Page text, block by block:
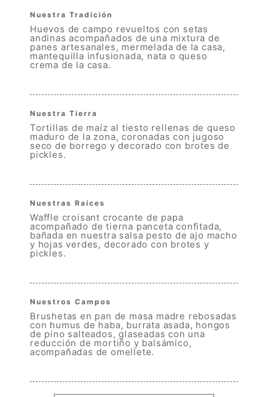
Nuestra Tradición
Huevos de campo revueltos con setas
andinas acompañados de una mixtura de
panes artesanales, mermelada de la casa,
mantequilla infusionada, nata o queso
crema de la casa.
Nuestra Tierra
Tortillas de maíz al tiesto rellenas de queso
maduro de la zona, coronadas con jugoso
seco de borrego y decorado con brotes de
pickles.
Nuestras Raíces
Waffle croisant crocante de papa
acompañado de tierna panceta confitada,
bañada en nuestra salsa pesto de ajo macho
y hojas verdes, decorado con brotes y
pickles.
Nuestros Campos
Brushetas en pan de masa madre rebosadas
con humus de haba, burrata asada, hongos
de pino salteados, glaseadas con una
reducción de mortiño y balsámico,
acompañadas de omellete.